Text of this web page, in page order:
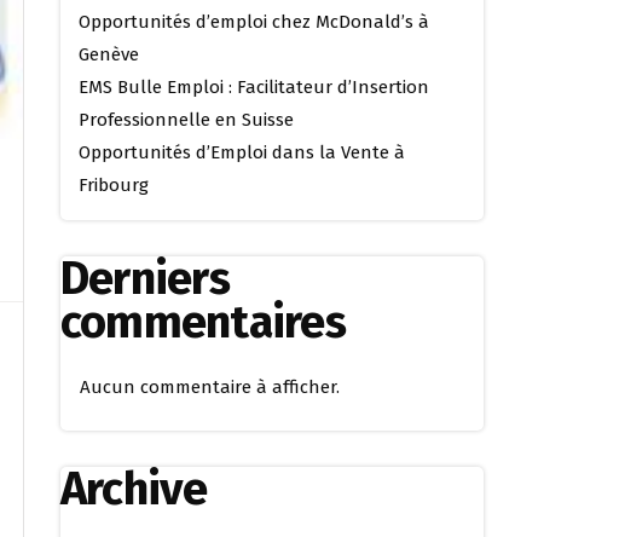
Opportunités d’emploi chez McDonald’s à
Genève
EMS Bulle Emploi : Facilitateur d’Insertion
Professionnelle en Suisse
Opportunités d’Emploi dans la Vente à
Fribourg
Derniers
commentaires
Aucun commentaire à afficher.
Archive